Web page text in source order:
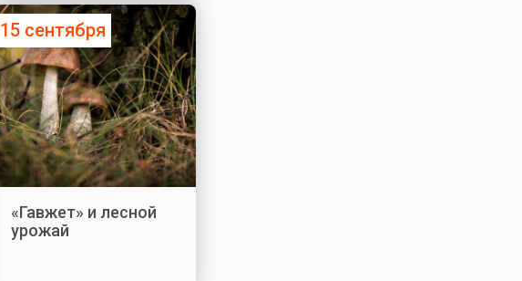
15 сентября
«Гавжет» и лесной
урожай